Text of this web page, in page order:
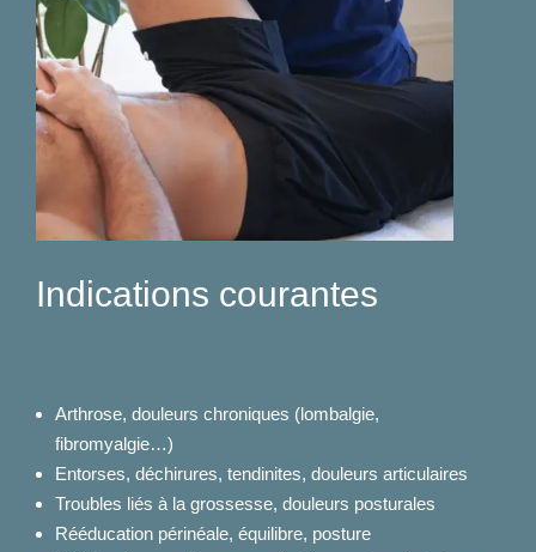
Indications courantes
Arthrose, douleurs chroniques (lombalgie,
fibromyalgie…)
Entorses, déchirures, tendinites, douleurs articulaires
Troubles liés à la grossesse, douleurs posturales
Rééducation périnéale, équilibre, posture